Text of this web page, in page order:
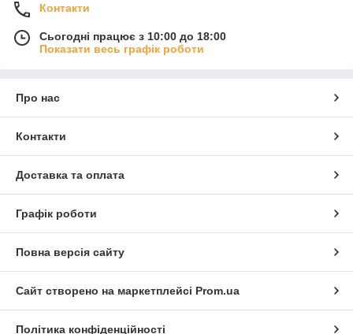
Контакти
Сьогодні працює з 10:00 до 18:00
Показати весь графік роботи
Про нас
Контакти
Доставка та оплата
Графік роботи
Повна версія сайту
Сайт створено на маркетплейсі Prom.ua
Політика конфіденційності